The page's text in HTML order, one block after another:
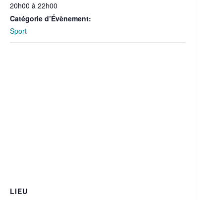
20h00 à 22h00
Catégorie d’Évènement:
Sport
LIEU